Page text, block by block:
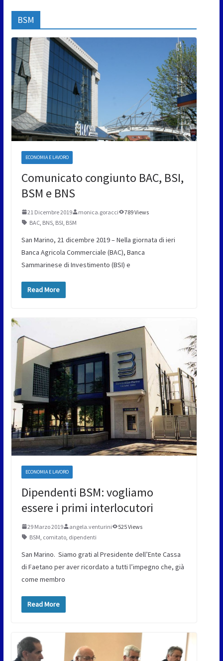
BSM
ECONOMIA E LAVORO
Comunicato congiunto BAC, BSI,
BSM e BNS
21 Dicembre 2019 monica.goracci
789 Views
BAC, BNS, BSI BSM
San Marino, 21 dicembre 2019 – Nella giornata di ieri
Banca Agricola Commerciale (BAC), Banca
Sammarinese di Investimento (BSI) e
Read More
ECONOMIA E LAVORO
Dipendenti BSM: vogliamo
essere i primi interlocutori
29 Marzo 2019 angela.venturini
525 Views
BSM comitato, dipendenti
San Marino. Siamo grati al Presidente dell’Ente Cassa
di Faetano per aver ricordato a tutti l’impegno che, già
come membro
Read More